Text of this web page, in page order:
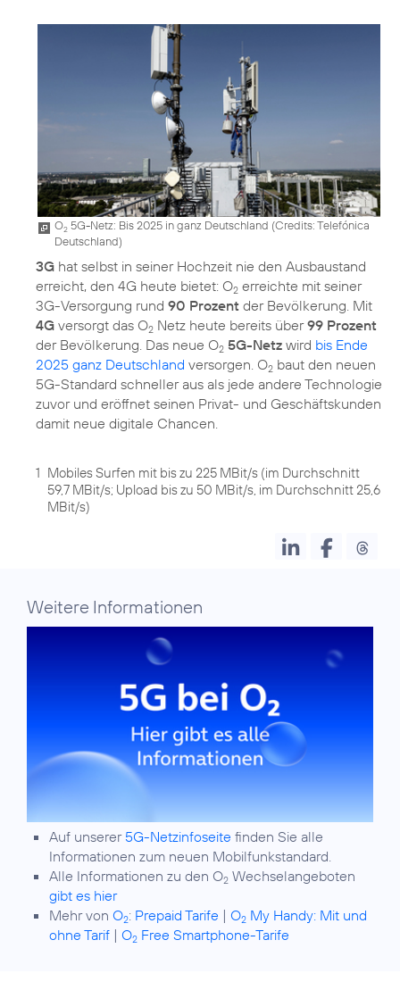
O2 5G-Netz: Bis 2025 in ganz Deutschland (Credits: Telefónica
Deutschland)
3G hat selbst in seiner Hochzeit nie den Ausbaustand
erreicht, den 4G heute bietet: O2 erreichte mit seiner
3G-Versorgung rund 90 Prozent der Bevölkerung. Mit
4G versorgt das O2 Netz heute bereits über99 Prozent
der Bevölkerung. Das neue O2 5G-Netz wird bis Ende
2025 ganz Deutschland versorgen. O2 baut den neuen
5G-Standard schneller aus als jede andere Technologie
zuvor und eröffnet seinen Privat- und Geschäftskunden
1 Mobiles Surfen mit bis zu 225 MBit/s (im Durchschnitt
59,7 MBit/s; Upload bis zu 50 MBit/s, im Durchschnitt 25,6
MBit/s)
Weitere Informationen
Auf unserer 5G-Netzinfoseite finden Sie alle
Informationen zum neuen Mobilfunkstandard.
Alle Informationen zu den O2 Wechselangeboten
gibt es hier
Mehr von O2: Prepaid Tarife | O2 My Handy: Mit und
ohne Tarif | O2 Free Smartphone-Tarife